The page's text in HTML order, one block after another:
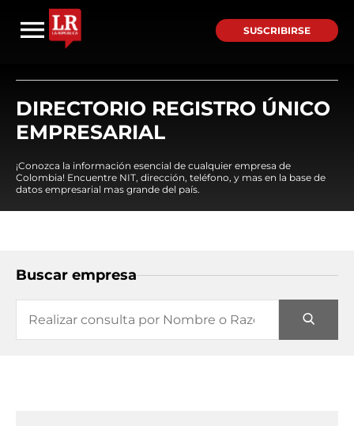
SUSCRIBIRSE
DIRECTORIO REGISTRO ÚNICO
EMPRESARIAL
¡Conozca la información esencial de cualquier empresa de
Colombia! Encuentre NIT, dirección, teléfono, y mas en la base de
datos empresarial mas grande del país.
Buscar empresa